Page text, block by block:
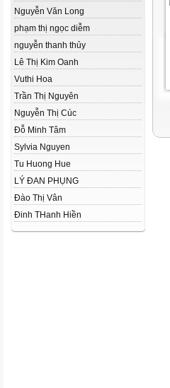
Nguyễn Văn Long
phạm thị ngọc diễm
nguyễn thanh thủy
Lê Thị Kim Oanh
Vuthi Hoa
Trần Thị Nguyên
Nguyễn Thị Cúc
Đỗ Minh Tâm
Sylvia Nguyen
Tu Huong Hue
LÝ ĐAN PHỤNG
Đào Thị Vân
Đinh THanh Hiền